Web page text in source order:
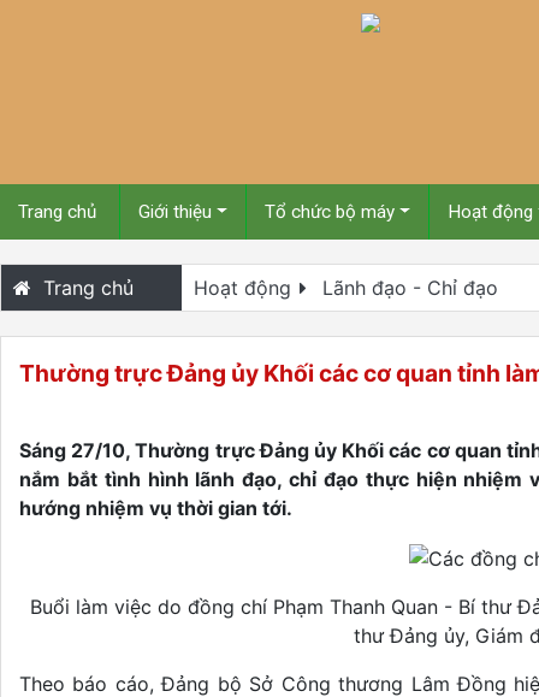
Trang chủ Giới thiệu Tổ chức bộ máy Hoạt động
Trang chủ Hoạt động Lãnh đạo - Chỉ đạo
Thường trực Đảng ủy Khối các cơ quan tỉnh
Sáng 27/10, Thường trực Đảng ủy Khối các cơ quan
nắm bắt tình hình lãnh đạo, chỉ đạo thực hiện
hướng nhiệm vụ thời gian tới.
Buổi làm việc do đồng chí Phạm Thanh Quan - Bí thư
thư Đảng ủy, Giám
Theo báo cáo, Đảng bộ Sở Công thương Lâm Đồng